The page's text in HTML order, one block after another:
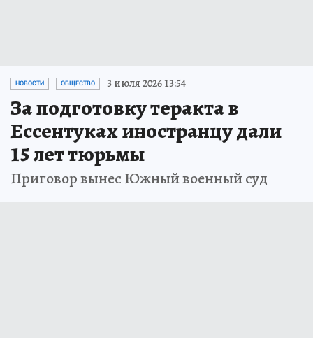
НОВОСТИ ОБЩЕСТВО 3 июля 2026 13:54
За подготовку теракта в
Ессентуках иностранцу дали
15 лет тюрьмы
Приговор вынес Южный военный суд